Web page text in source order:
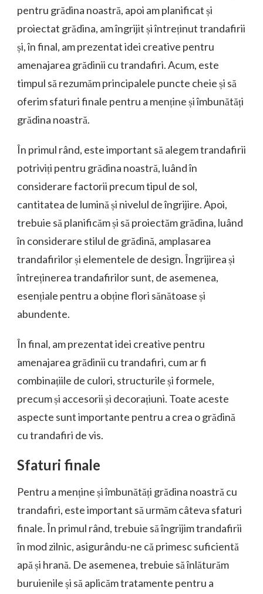
pentru grădina noastră, apoi am planificat și
proiectat grădina, am îngrijit și întreținut trandafirii
și, în final, am prezentat idei creative pentru
amenajarea grădinii cu trandafiri. Acum, este
timpul să rezumăm principalele puncte cheie și să
oferim sfaturi finale pentru a menține și îmbunătăți
grădina noastră.
În primul rând, este important să alegem trandafirii
potriviți pentru grădina noastră, luând în
considerare factorii precum tipul de sol,
cantitatea de lumină și nivelul de îngrijire. Apoi,
trebuie să planificăm și să proiectăm grădina, luând
în considerare stilul de grădină, amplasarea
trandafirilor și elementele de design. Îngrijirea și
întreținerea trandafirilor sunt, de asemenea,
esențiale pentru a obține flori sănătoase și
abundente.
În final, am prezentat idei creative pentru
amenajarea grădinii cu trandafiri, cum ar fi
combinațiile de culori, structurile și formele,
precum și accesorii și decorațiuni. Toate aceste
aspecte sunt importante pentru a crea o grădină
cu trandafiri de vis.
Sfaturi finale
Pentru a menține și îmbunătăți grădina noastră cu
trandafiri, este important să urmăm câteva sfaturi
finale. În primul rând, trebuie să îngrijim trandafirii
în mod zilnic, asigurându-ne că primesc suficientă
apă și hrană. De asemenea, trebuie să înlăturăm
buruienile și să aplicăm tratamente pentru a